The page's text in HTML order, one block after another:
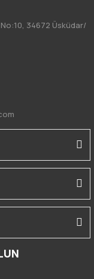
34672 Üsküdar/